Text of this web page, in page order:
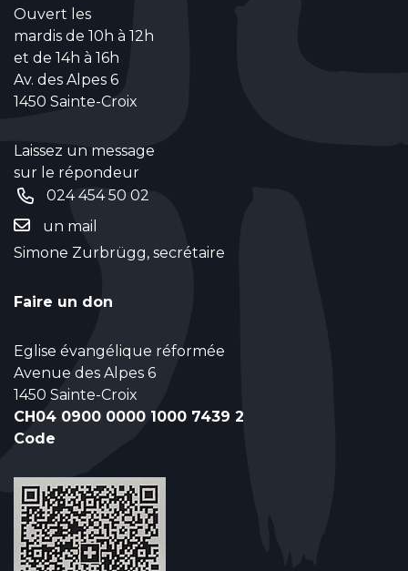
Ouvert les
mardis de 10h à 12h
et de 14h à 16h
Av. des Alpes 6
1450 Sainte-Croix
Laissez un message
sur le répondeur
024 454 50 02
un mail
Simone Zurbrügg, secrétaire
Faire un don
Eglise évangélique réformée
Avenue des Alpes 6
1450 Sainte-Croix
CH04 0900 0000 1000 7439 2
Code